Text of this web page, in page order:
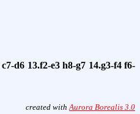
c7-d6 13.f2-e3 h8-g7 14.g3-f4 f6-
created withAurora Borealis 3.0